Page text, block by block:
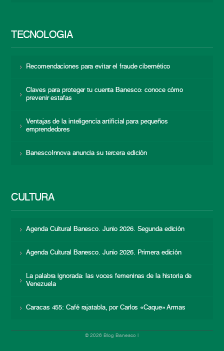
TECNOLOGÍA
Recomendaciones para evitar el fraude cibernético
Claves para proteger tu cuenta Banesco: conoce cómo
prevenir estafas
Ventajas de la inteligencia artificial para pequeños
emprendedores
BanescoInnova anuncia su tercera edición
CULTURA
Agenda Cultural Banesco. Junio 2026. Segunda edición
Agenda Cultural Banesco. Junio 2026. Primera edición
La palabra ignorada: las voces femeninas de la historia de
Venezuela
Caracas 455: Café rajatabla, por Carlos «Caque» Armas
© 2026 Blog Banesco |